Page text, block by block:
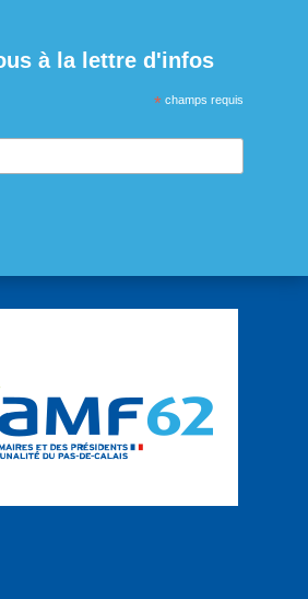
à la lettre d'infos
* champs requis